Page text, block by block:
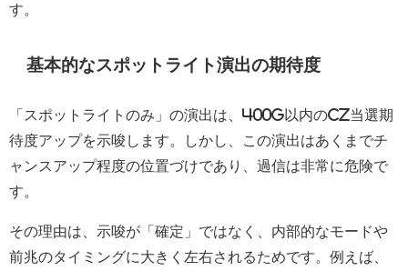
す。
基本的なスポットライト演出の期待度
「スポットライトのみ」の演出は、400G以内のCZ当選期
待度アップを示唆します。しかし、この演出はあくまでチ
ャンスアップ程度の位置づけであり、過信は非常に危険で
す。
その理由は、示唆が「確定」ではなく、内部的なモードや
前兆のタイミングに大きく左右されるためです。例えば、